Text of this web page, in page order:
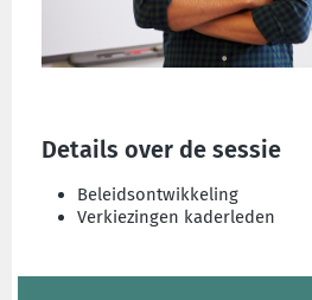
Details over de sessie
Beleidsontwikkeling
Verkiezingen kaderleden